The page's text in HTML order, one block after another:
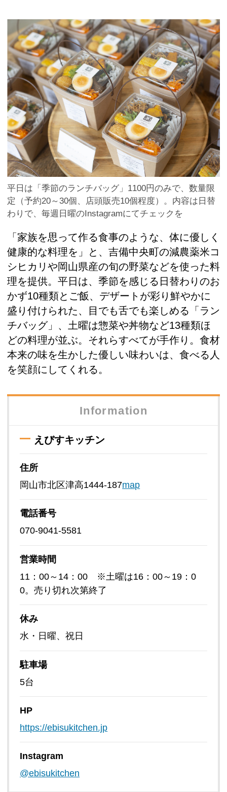
平日は「季節のランチバッグ」1100円のみで、数量限
定（予約20～30個、店頭販売10個程度）。内容は日替
わりで、毎週日曜のInstagramにてチェックを
「家族を思って作る食事のような、体に優しく
健康的な料理を」と、吉備中央町の減農薬米コ
シヒカリや岡山県産の旬の野菜などを使った料
理を提供。平日は、季節を感じる日替わりのお
かず10種類とご飯、デザートが彩り鮮やかに
盛り付けられた、目でも舌でも楽しめる「ラン
チバッグ」、土曜は惣菜や丼物など13種類ほ
どの料理が並ぶ。それらすべてが手作り。食材
本来の味を生かした優しい味わいは、食べる人
を笑顔にしてくれる。
Information
えびすキッチン
住所
岡山市北区津高1444-187map
電話番号
070-9041-5581
営業時間
11：00～14：00 ※土曜は16：00～19：0
0。売り切れ次第終了
休み
水・日曜、祝日
駐車場
5台
HP
https://ebisukitchen.jp
Instagram
@ebisukitchen